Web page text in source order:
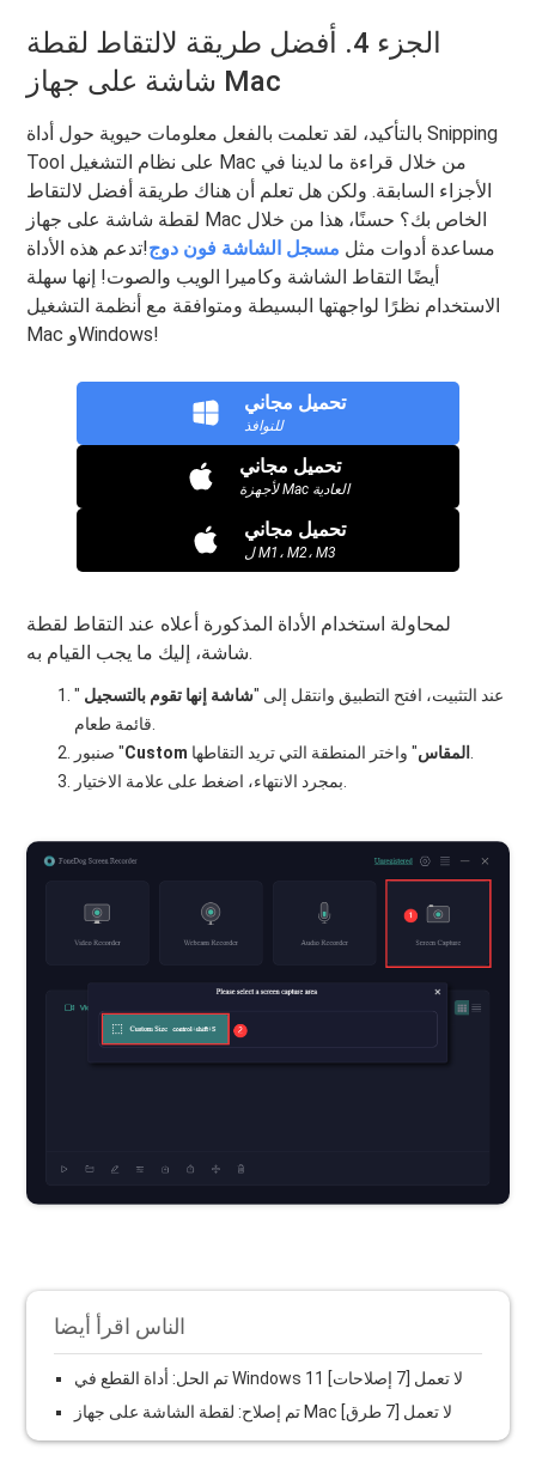
الجزء 4. أفضل طريقة لالتقاط لقطة
شاشة على جهاز Mac
بالتأكيد، لقد تعلمت بالفعل معلومات حيوية حول أداة Snipping
Tool على نظام التشغيل Mac من خلال قراءة ما لدينا في
الأجزاء السابقة. ولكن هل تعلم أن هناك طريقة أفضل لالتقاط
لقطة شاشة على جهاز Mac الخاص بك؟ حسنًا، هذا من خلال
مساعدة أدوات مثل مسجل الشاشة فون دوج!تدعم هذه الأداة
أيضًا التقاط الشاشة وكاميرا الويب والصوت! إنها سهلة
الاستخدام نظرًا لواجهتها البسيطة ومتوافقة مع أنظمة التشغيل
Mac وWindows!
تحميل مجاني
للنوافذ
تحميل مجاني
لأجهزة Mac العادية
تحميل مجاني
ل M1، M2، M3
لمحاولة استخدام الأداة المذكورة أعلاه عند التقاط لقطة
شاشة، إليك ما يجب القيام به.
عند التثبيت، افتح التطبيق وانتقل إلى "شاشة إنها تقوم بالتسجيل "
صنبور "Custom المقاس
الناس اقرأ أيضا
تم الحل: أداة القطع في Windows 11 لا تعمل [7 إصلاحات]
تم إصلاح: لقطة الشاشة على جهاز Mac لا تعمل [7 طرق]